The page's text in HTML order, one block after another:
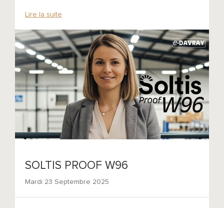
Lire la suite
SOLTIS PROOF W96
Mardi 23 Septembre 2025